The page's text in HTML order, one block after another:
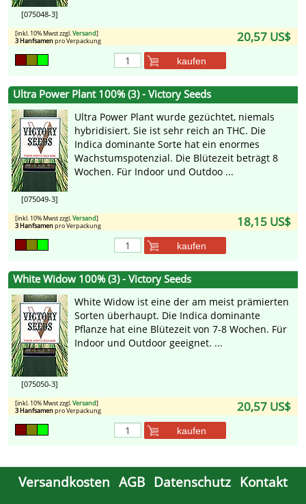
[075048-3]
20,57 US$
[inkl. 10% Mwst zzgl.Versand]
3 Hanfsamenpro Verpackung
kaufen
Ultra Power Plant 100% (3) - Victory Seeds
[075049-3]
Ultra Power Plant wurde gezüchtet, niemals
hybridisiert. Sie ist sehr reich an THC. Die
Indica dominante Sorte hat ein enormes
Wachstumspotenzial. Die Blütezeit beträgt 8
Wochen. Für Indoor und Outdoo ...
18,15 US$
[inkl. 10% Mwst zzgl.Versand]
3 Hanfsamenpro Verpackung
kaufen
White Widow 100% (3) - Victory Seeds
[075050-3]
White Widow ist eine der am meist prämierten
Sorten überhaupt. Die Indica dominante
Pflanze hat eine Blütezeit von 7-8 Wochen. Für
Indoor und Outdoor geeignet. ...
20,57 US$
[inkl. 10% Mwst zzgl.Versand]
3 Hanfsamenpro Verpackung
kaufen
Versandkosten AGB Datenschutz Kontakt